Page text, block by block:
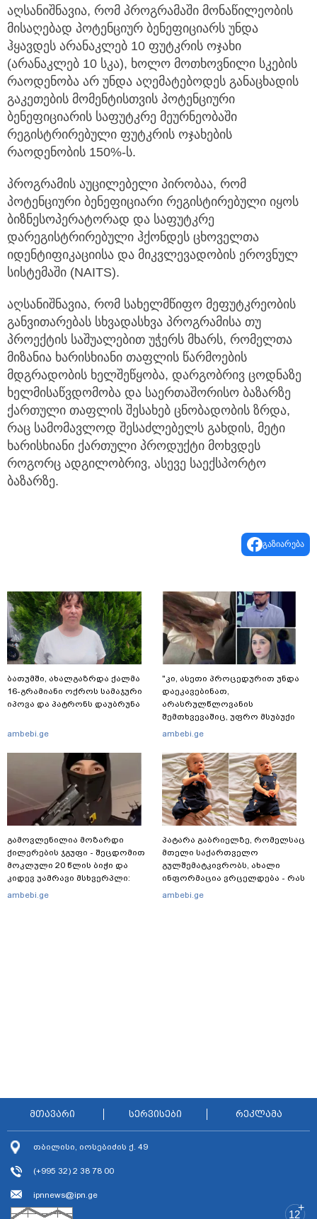
აღსანიშნავია, რომ პროგრამაში მონაწილეობის
მისაღებად პოტენციურ ბენეფიციარს უნდა
ჰყავდეს არანაკლებ 10 ფუტკრის ოჯახი
(არანაკლებ 10 სკა), ხოლო მოთხოვნილი სკების
რაოდენობა არ უნდა აღემატებოდეს განაცხადის
გაკეთების მომენტისთვის პოტენციური
ბენეფიციარის საფუტკრე მეურნეობაში
რეგისტრირებული ფუტკრის ოჯახების
რაოდენობის 150%-ს.
პროგრამის აუცილებელი პირობაა, რომ
პოტენციური ბენეფიციარი რეგისტირებული იყოს
ბიზნესოპერატორად და საფუტკრე
დარეგისტრირებული ჰქონდეს ცხოველთა
იდენტიფიკაციისა და მიკვლევადობის ეროვნულ
სისტემაში (NAITS).
აღსანიშნავია, რომ სახელმწიფო მეფუტკრეობის
განვითარებას სხვადასხვა პროგრამისა თუ
პროექტის საშუალებით უჭერს მხარს, რომელთა
მიზანია ხარისხიანი თაფლის წარმოების
მდგრადობის ხელშეწყობა, დარგობრივ ცოდნაზე
ხელმისაწვდომობა და საერთაშორისო ბაზარზე
ქართული თაფლის შესახებ ცნობადობის ზრდა,
რაც სამომავლოდ შესაძლებელს გახდის, მეტი
ხარისხიანი ქართული პროდუქტი მოხვდეს
როგორც ადგილობრივ, ასევე საექსპორტო
ბაზარზე.
გაზიარება
ბათუმში, ახალგაზრდა ქალმა
16-გრამიანი ოქროს სამაჯური
იპოვა და პატრონს დაუბრუნა
ambebi.ge
გამოვლენილია მოზარდი
ქილერების ჯგუფი - შეცდომით
მოკლული 20 წლის ბიჭი და
კიდევ უამრავი მსხვერპლი:
რომელ ქვეყნამდე მივიდა
ambebi.ge
"კი, ასეთი პროცედურით უნდა
დაეკავებინათ,
არასრულწლოვანის
შემთხვევაშიც, უფრო მსუბუქი
ვარიანტი ძნელი
რატომ აღსრულდა განჩინება
ღამე" - იურისტები
ambebi.ge
პატარა გაბრიელზე, რომელსაც
მთელი საქართველო
გულშემატკივრობს, ახალი
ინფორმაცია ვრცელდება - რას
წერს ბიჭუნას დედა?
ambebi.ge
მთავარი სერვისები რეკლამა
თბილისი, იოსებიძის ქ. 49
(+995 32) 2 38 78 00
ipnnews@ipn.ge
+
12